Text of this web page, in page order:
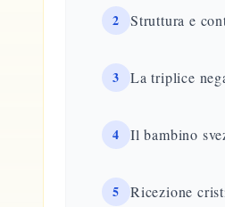
2 Struttura e
3 La triplice
4 Il bambino
5 Ricezione